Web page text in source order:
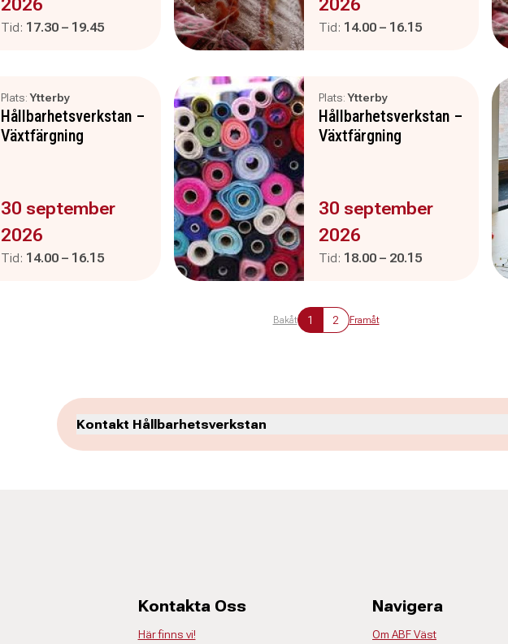
2026
Tid: Pågår mellan
17.30 – och
19.45
2026
Tid: Pågår mellan
14.00 – och
16.15
Plats:Ytterby
Hållbarhetsverkstan –
Växtfärgning
Evenemanget är :
30 september
2026
Tid: Pågår mellan
14.00 – och
16.15
Plats:Ytterby
Hållbarhetsverkstan –
Växtfärgning
Evenemanget är :
30 september
2026
Tid: Pågår mellan
18.00 – och
20.15
Bakåt 1 2 Framåt
Kontakt Hållbarhetsverkstan
Kontakta Oss
Här finns vi!
Navigera
Om ABF Väst